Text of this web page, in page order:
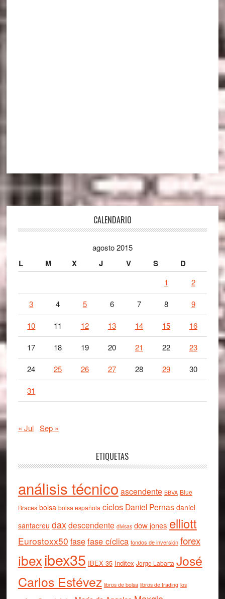
CALENDARIO
agosto 2015
L M X J V S D
1 2
3 4 5 6 7 8 9
10 11 12 13 14 15 16
17 18 19 20 21 22 23
24 25 26 27 28 29 30
31
« Jul Sep »
ETIQUETAS
análisis técnico ascendente BBVA Blue
Braces bolsa bolsa española ciclos Daniel Pernas daniel
santacreu daxdescendente divisas dow jones elliott
Eurostoxx50 fasefase cíclica fondos de inversión forex
ibexibex35 IBEX 35 Inditex Jorge Labarta José
Carlos Estévez libros de bolsa libros de trading los